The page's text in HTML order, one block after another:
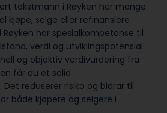
takstmann i Røyken har mange
kjøpe, selge eller refinansiere
Røyken har spesialkompetanse til
verdi og utviklingspotensial.
og objektiv verdivurdering fra
får du et solid
reduserer risiko og bidrar til
både kjøpere og selgere i